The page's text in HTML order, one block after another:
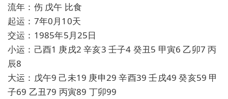
流年：伤 戊午 比食
起运：7年0月10天
交运：1985年5月25日
小运：己酉1 庚戌2 辛亥3 壬子4 癸丑5 甲寅6 乙卯7 丙
辰8
大运：戊午9 己未19 庚申29 辛酉39 壬戌49 癸亥59 甲
子69 乙丑79 丙寅89 丁卯99